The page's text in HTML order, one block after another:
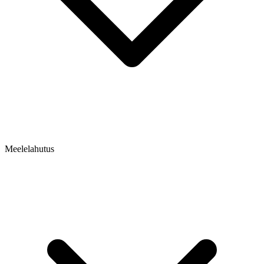
Meelelahutus